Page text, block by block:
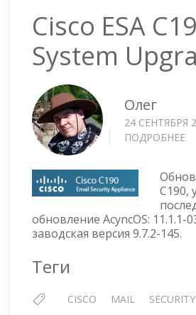
Cisco ESA
System
Олег
24 СЕНТЯБРЯ
ПОДРОБНЕЕ
—
C190,
обновление AcyncOS: 11.1.1-
заводская версия 9.7.2-145.
Теги
CISCO MAIL SECURITY